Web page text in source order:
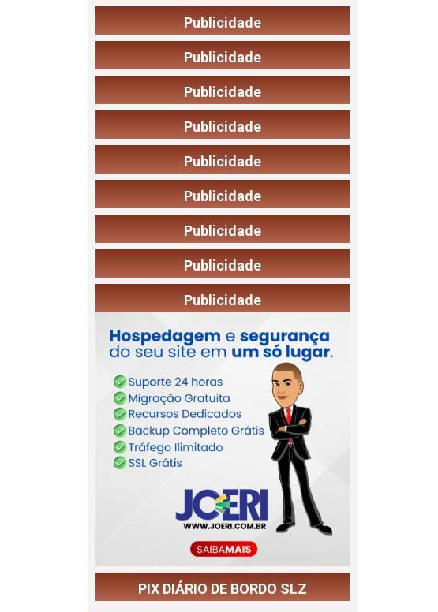
Publicidade
Publicidade
Publicidade
Publicidade
Publicidade
Publicidade
Publicidade
Publicidade
Publicidade
PIX DIÁRIO DE BORDO SLZ